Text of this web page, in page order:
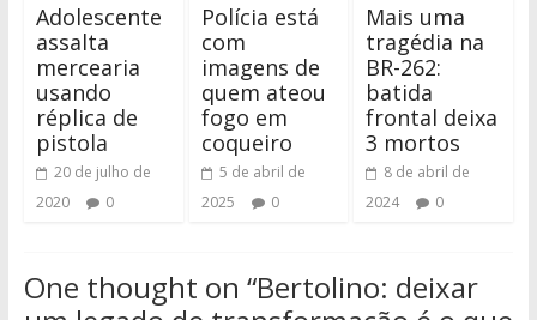
Adolescente
assalta
mercearia
usando
réplica de
pistola
20 de julho de
2020
0
Polícia está
com
imagens de
quem ateou
fogo em
coqueiro
5 de abril de
2025
0
Mais uma
tragédia na
BR-262:
batida
frontal deixa
3 mortos
8 de abril de
2024
0
One thought on “Bertolino: deixar